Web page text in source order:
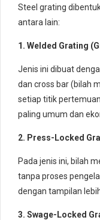
Steel grating
antara lain:
1. Welded Grating
Jenis ini dibuat
dan cross bar (bilah
setiap titik
paling umum dan
2. Press-Locked
Pada jenis ini, bilah
tanpa proses
dengan tampilan
3. Swage-Locked